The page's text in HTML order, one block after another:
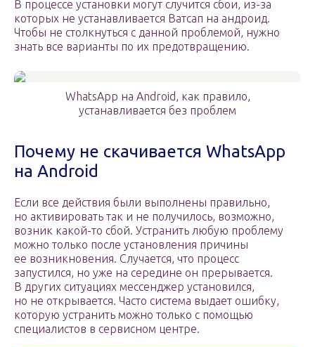
В процессе установки могут случится сбои, из-за
которых не устанавливается Ватсап на андроид.
Чтобы не столкнуться с данной проблемой, нужно
знать все варианты по их предотвращению.
WhatsApp на Android, как правило,
устанавливается без проблем
Почему не скачивается WhatsApp
на Android
Если все действия были выполнены правильно,
но активировать так и не получилось, возможно,
возник какой-то сбой. Устранить любую проблему
можно только после установления причины
ее возникновения. Случается, что процесс
запустился, но уже на середине он прерывается.
В других ситуациях мессенджер установился,
но не открывается. Часто система выдает ошибку,
которую устранить можно только с помощью
специалистов в сервисном центре.